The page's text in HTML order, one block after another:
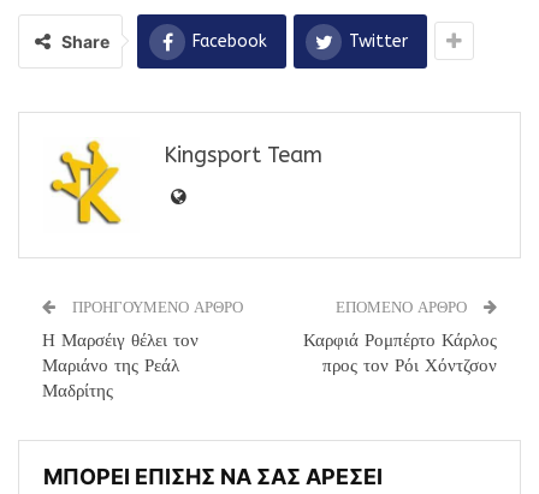
Share Facebook Twitter
Kingsport Team
ΠΡΟΗΓΟΥΜΕΝΟ ΑΡΘΡΟ
Η Μαρσέιγ θέλει τον
Μαριάνο της Ρεάλ
Μαδρίτης
ΕΠΟΜΕΝΟ ΑΡΘΡΟ
Καρφιά Ρομπέρτο Κάρλος
προς τον Ρόι Χόντζσον
ΜΠΟΡΕΙ ΕΠΙΣΗΣ ΝΑ ΣΑΣ ΑΡΕΣΕΙ